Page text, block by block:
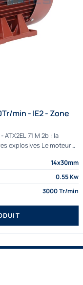
min - IE2 - Zone
71 M 2b : la
explosives Le moteur
14x30mm
0.55 Kw
3000 Tr/min